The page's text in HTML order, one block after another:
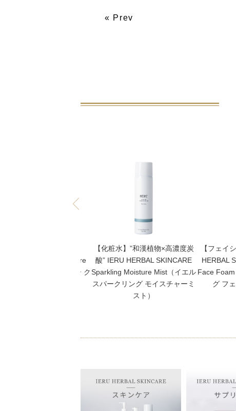
« Prev
SKINCARE Moisture
（イエル モイスチャー ク
【化粧水】”和漢植物×高濃度炭
酸” IERU HERBAL SKINCARE
Sparkling Moisture Mist（イエル
スパークリング モイスチャーミ
スト）
【フェイ
HERBAL
Face
グ フ